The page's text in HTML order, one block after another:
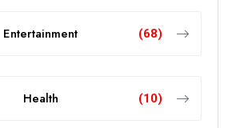
Entertainment (68)
Health (10)